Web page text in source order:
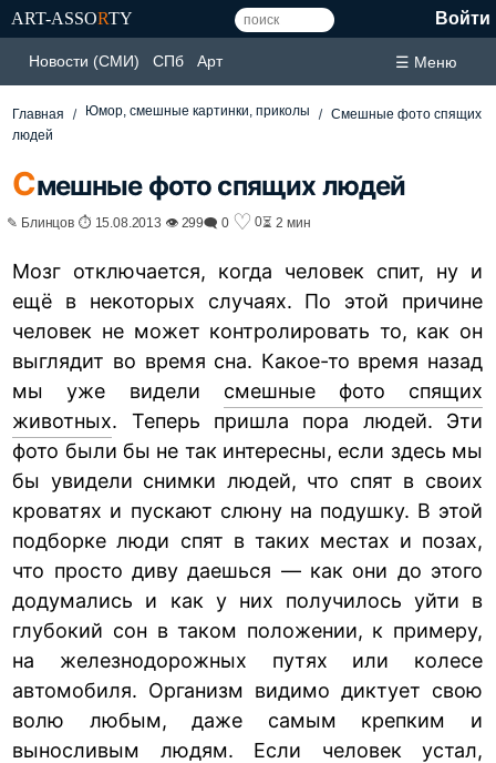
ART-ASSORTY Войти
Новости (СМИ) СПб Арт ☰ Меню
Главная Юмор, смешные картинки, приколы
Смешные фото спящих
людей
Смешные фото спящих людей
✎ Блинцов ⏱ 15.08.2013 👁 299🗨 0 ♡ 0⏳ 2 мин
Мозг отключается, когда человек спит, ну и
ещё в некоторых случаях. По этой причине
человек не может контролировать то, как он
выглядит во время сна. Какое-то время назад
мы уже видели смешные фото спящих
животных. Теперь пришла пора людей. Эти
фото были бы не так интересны, если здесь мы
бы увидели снимки людей, что спят в своих
кроватях и пускают слюну на подушку. В этой
подборке люди спят в таких местах и позах,
что просто диву даешься — как они до этого
додумались и как у них получилось уйти в
глубокий сон в таком положении, к примеру,
на железнодорожных путях или колесе
автомобиля. Организм видимо диктует свою
волю любым, даже самым крепким и
выносливым людям. Если человек устал,